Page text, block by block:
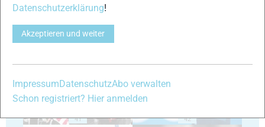
39
41 42
Datenschutzerklärung!
Akzeptieren und weiter
ImpressumDatenschutzAbo verwalten
Schon registriert? Hier anmelden